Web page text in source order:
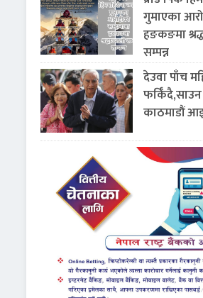
गुमाएका
हङकङमा
सम्पन्न
देउवा पाँच
काठमाडौं